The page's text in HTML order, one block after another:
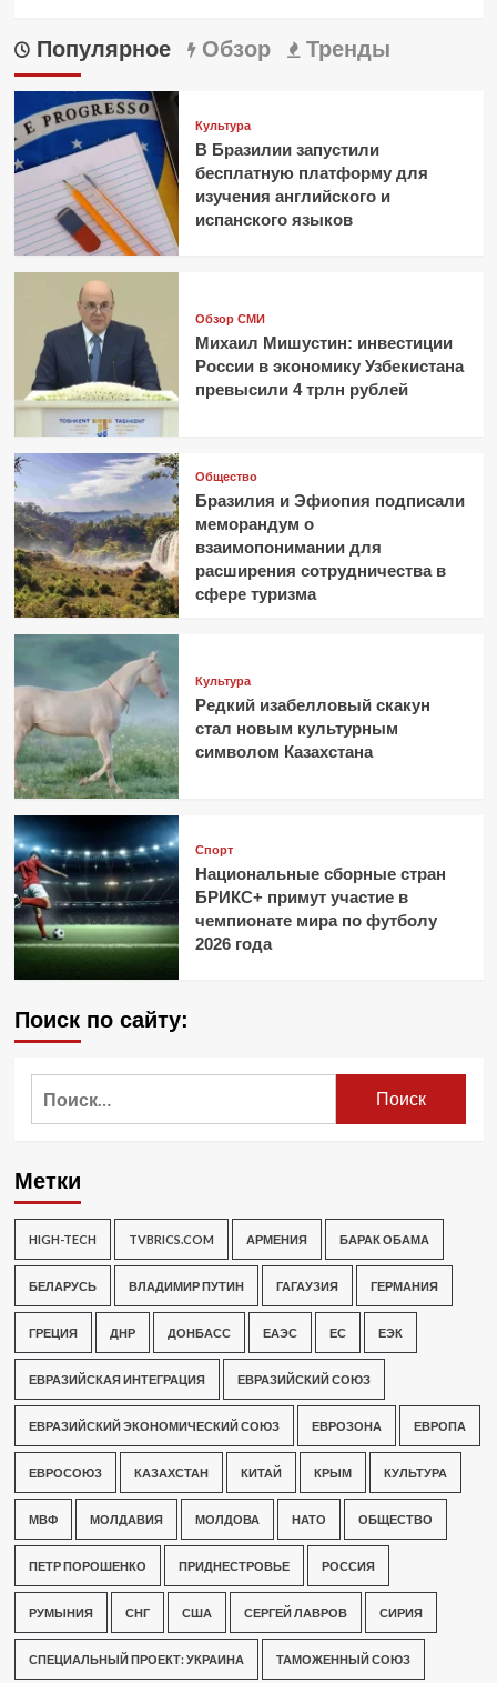
Популярное Обзор Тренды
Культура
В Бразилии запустили
бесплатную платформу для
изучения английского и
испанского языков
Обзор СМИ
Михаил Мишустин: инвестиции
России в экономику Узбекистана
превысили 4 трлн рублей
Общество
Бразилия и Эфиопия подписали
меморандум о
взаимопонимании для
расширения сотрудничества в
сфере туризма
Культура
Редкий изабелловый скакун
стал новым культурным
символом Казахстана
Спорт
Национальные сборные стран
БРИКС+ примут участие в
чемпионате мира по футболу
2026 года
Поиск по сайту:
Метки
HIGH-TECH TVBRICS.COM АРМЕНИЯ БАРАК ОБАМА
БЕЛАРУСЬ ВЛАДИМИР ПУТИН ГАГАУЗИЯ ГЕРМАНИЯ
ГРЕЦИЯ ДНР ДОНБАСС ЕАЭС ЕС ЕЭК
ЕВРАЗИЙСКАЯ ИНТЕГРАЦИЯ ЕВРАЗИЙСКИЙ СОЮЗ
ЕВРАЗИЙСКИЙ ЭКОНОМИЧЕСКИЙ СОЮЗ ЕВРОЗОНА ЕВРОПА
ЕВРОСОЮЗ КАЗАХСТАН КИТАЙ КРЫМ КУЛЬТУРА
МВФ МОЛДАВИЯ МОЛДОВА НАТО ОБЩЕСТВО
ПЕТР ПОРОШЕНКО ПРИДНЕСТРОВЬЕ РОССИЯ
РУМЫНИЯ СНГ США СЕРГЕЙ ЛАВРОВ СИРИЯ
СПЕЦИАЛЬНЫЙ ПРОЕКТ: УКРАИНА ТАМОЖЕННЫЙ СОЮЗ